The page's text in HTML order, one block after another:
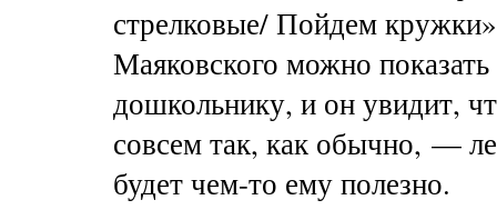
стрелковые/ Пойдем
Маяковского можно
дошкольнику, и он увидит,
совсем так, как обычно, —
будетчем-то ему полезно.